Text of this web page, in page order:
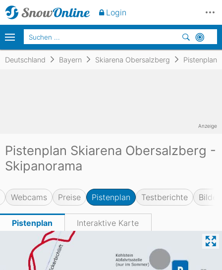
Deutschland Bayern Skiarena Obersalzberg Pistenplan
Pistenplan Skiarena Obersalzberg -
Skipanorama
Webcams Preise Pistenplan Testberichte Bilder
Pistenplan Interaktive Karte
Anzeige
Login